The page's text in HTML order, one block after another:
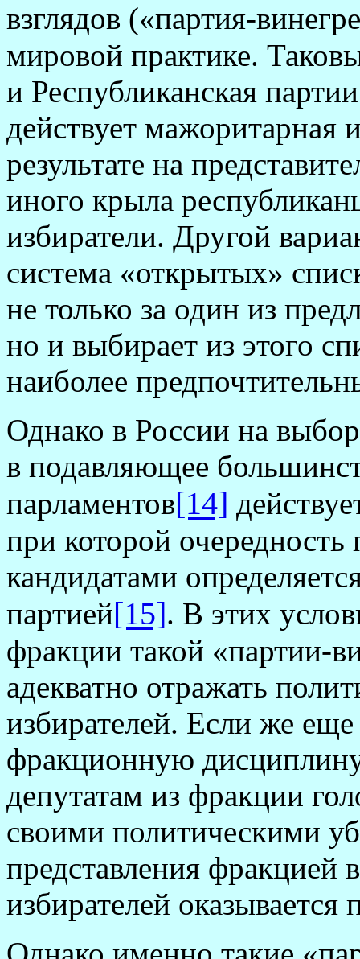
взглядов («партия-
мировой практике.
и Республиканская
действует мажоритарная
результате на
иного крыла
избиратели. Другой
система «открытых»
не только за один из
но и выбирает из этого
наиболее
Однако в России на
в подавляющее
парламентов[14]
при которой очередность
кандидатами
партией[15]. В этих
фракции такой «партии-
адекватно отражать
избирателей. Если же
фракционную
депутатам из фракции
своими политическими
представления фракцией
избирателей